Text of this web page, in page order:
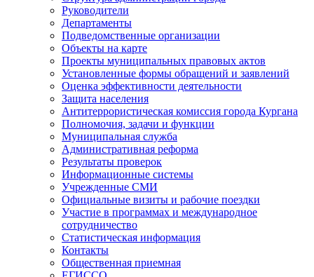
Руководители
Департаменты
Подведомственные организации
Объекты на карте
Проекты муниципальных правовых актов
Установленные формы обращений и заявлений
Оценка эффективности деятельности
Защита населения
Антитеррористическая комиссия города Кургана
Полномочия, задачи и функции
Муниципальная служба
Административная реформа
Результаты проверок
Информационные системы
Учрежденные СМИ
Официальные визиты и рабочие поездки
Участие в программах и международное
сотрудничество
Статистическая информация
Контакты
Общественная приемная